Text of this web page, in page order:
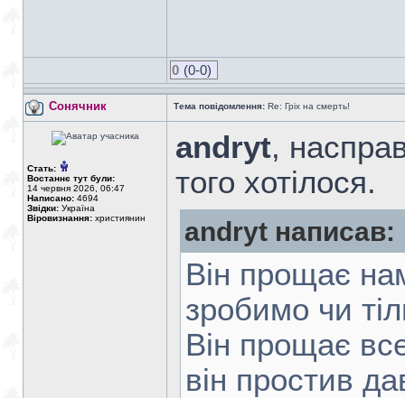
0 (0-0)
Сонячник Тема повідомлення: Re: Гріх на смерть!
Стать:
Востаннє тут були:
14 червня 2026, 06:47
Написано: 4694
Звідки: Україна
Віровизнання: християнин
andryt,
того хотілося.
andryt написав:
Він прощає
зробимо чи
Він прощає
він простив